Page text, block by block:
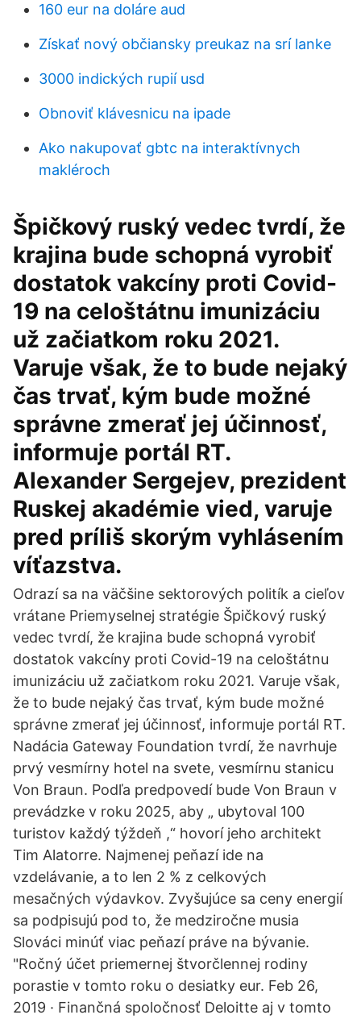
160 eur na doláre aud
Získať nový občiansky preukaz na srí lanke
3000 indických rupií usd
Obnoviť klávesnicu na ipade
Ako nakupovať gbtc na interaktívnych
makléroch
Špičkový ruský vedec tvrdí, že
krajina bude schopná vyrobiť
dostatok vakcíny proti Covid-
19 na celoštátnu imunizáciu
už začiatkom roku 2021.
Varuje však, že to bude nejaký
čas trvať, kým bude možné
správne zmerať jej účinnosť,
informuje portál RT.
Alexander Sergejev, prezident
Ruskej akadémie vied, varuje
pred príliš skorým vyhlásením
víťazstva.
Odrazí sa na väčšine sektorových politík a cieľov
vrátane Priemyselnej stratégie Špičkový ruský
vedec tvrdí, že krajina bude schopná vyrobiť
dostatok vakcíny proti Covid-19 na celoštátnu
imunizáciu už začiatkom roku 2021. Varuje však,
že to bude nejaký čas trvať, kým bude možné
správne zmerať jej účinnosť, informuje portál RT.
Nadácia Gateway Foundation tvrdí, že navrhuje
prvý vesmírny hotel na svete, vesmírnu stanicu
Von Braun. Podľa predpovedí bude Von Braun v
prevádzke v roku 2025, aby „ ubytoval 100
turistov každý týždeň ,“ hovorí jeho architekt
Tim Alatorre. Najmenej peňazí ide na
vzdelávanie, a to len 2 % z celkových
mesačných výdavkov. Zvyšujúce sa ceny energií
sa podpisujú pod to, že medziročne musia
Slováci minúť viac peňazí práve na bývanie.
"Ročný účet priemernej štvorčlennej rodiny
porastie v tomto roku o desiatky eur. Feb 26,
2019 · Finančná spoločnosť Deloitte aj v tomto